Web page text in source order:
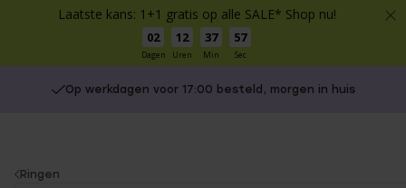
Laatste kans: 1+1 gratis op alle SALE* Shop nu!
02
Dagen
12
Uren
37
Min
56
Sec
Op werkdagen voor 17:00 besteld, morgen in huis
You
Ringen